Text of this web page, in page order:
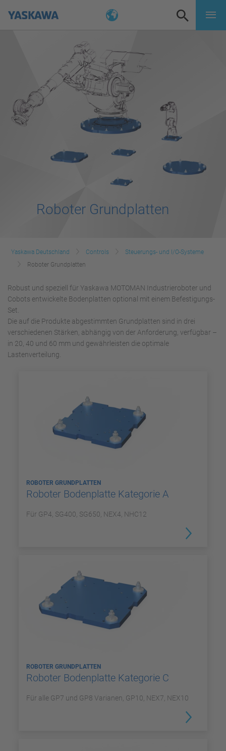
Roboter Grundplatten
Yaskawa Deutschland Controls
Steuerungs- und I/O-Systeme
Roboter Grundplatten
Robust und speziell für Yaskawa MOTOMAN Industrieroboter und
Cobots entwickelte Bodenplatten optional mit einem Befestigungs-
Set.
Die auf die Produkte abgestimmten Grundplatten sind in drei
verschiedenen Stärken, abhängig von der Anforderung, verfügbar –
in 20, 40 und 60 mm und gewährleisten die optimale
Lastenverteilung.
ROBOTER GRUNDPLATTEN
Roboter Bodenplatte Kategorie A
Für GP4, SG400, SG650, NEX4, NHC12
ROBOTER GRUNDPLATTEN
Roboter Bodenplatte Kategorie C
Für alle GP7 und GP8 Varianen, GP10, NEX7, NEX10